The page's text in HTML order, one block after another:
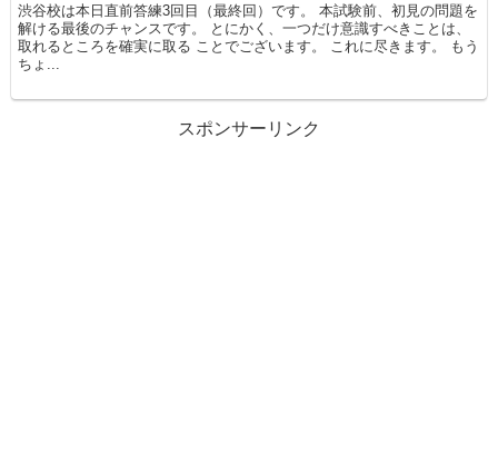
渋谷校は本日直前答練3回目（最終回）です。 本試験前、初見の問題を
解ける最後のチャンスです。 とにかく、一つだけ意識すべきことは、
取れるところを確実に取る ことでございます。 これに尽きます。 もう
ちょ...
スポンサーリンク